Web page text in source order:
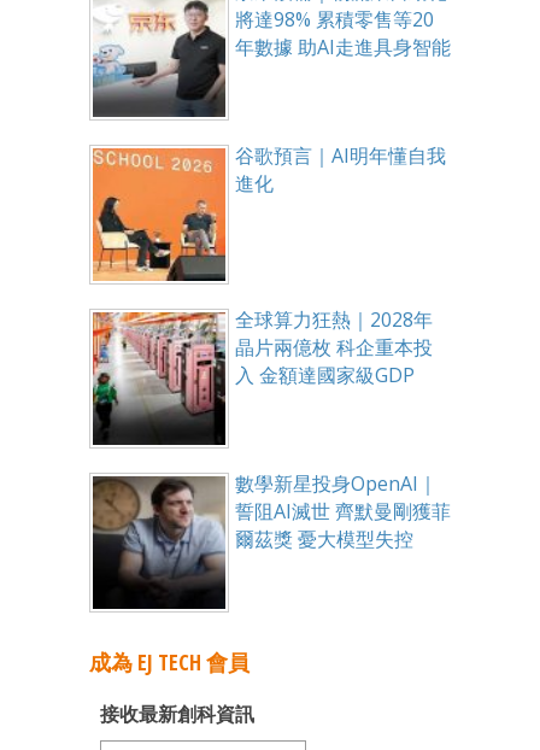
將達98% 累積零售等20
年數據 助AI走進具身智能
谷歌預言｜AI明年懂自我
進化
全球算力狂熱｜2028年
晶片兩億枚 科企重本投
入 金額達國家級GDP
數學新星投身OpenAI｜
誓阻AI滅世 齊默曼剛獲菲
爾茲獎 憂大模型失控
成為 EJ TECH 會員
接收最新創科資訊